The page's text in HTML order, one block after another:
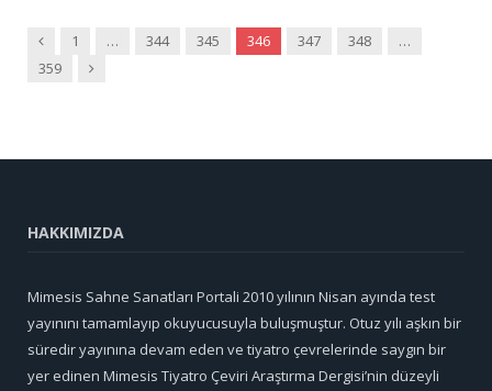
Önceki
1 … 344 345 346 347 348
…
359
Sonraki
HAKKIMIZDA
Mimesis Sahne Sanatları Portali 2010 yılının Nisan ayında test
yayınını tamamlayıp okuyucusuyla buluşmuştur. Otuz yılı aşkın bir
süredir yayınına devam eden ve tiyatro çevrelerinde saygın bir
yer edinen Mimesis Tiyatro Çeviri Araştırma Dergisi’nin düzeyli